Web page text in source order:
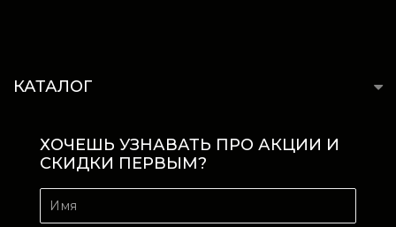
КАТАЛОГ
ХОЧЕШЬ УЗНАВАТЬ ПРО АКЦИИ И
СКИДКИ ПЕРВЫМ?